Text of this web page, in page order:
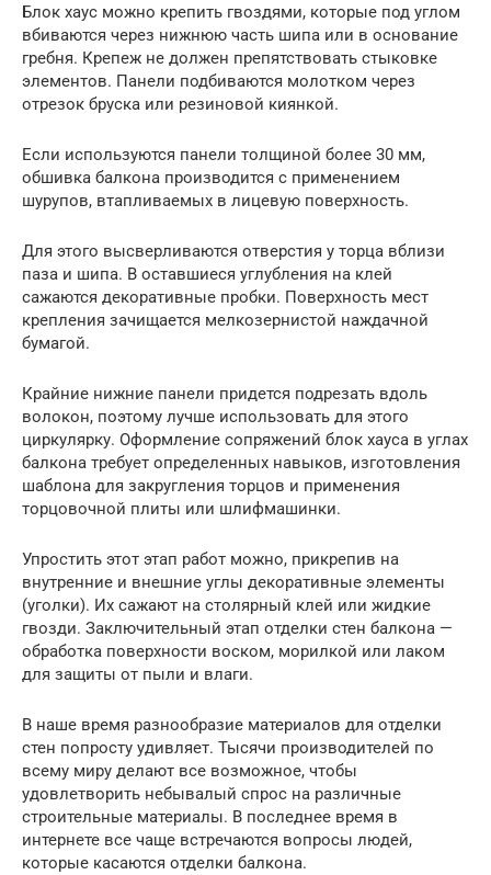
Блок хаус можно крепить гвоздями, которые под углом
вбиваются через нижнюю часть шипа или в основание
гребня. Крепеж не должен препятствовать стыковке
элементов. Панели подбиваются молотком через
отрезок бруска или резиновой киянкой.
Если используются панели толщиной более 30 мм,
обшивка балкона производится с применением
шурупов, втапливаемых в лицевую поверхность.
Для этого высверливаются отверстия у торца вблизи
паза и шипа. В оставшиеся углубления на клей
сажаются декоративные пробки. Поверхность мест
крепления зачищается мелкозернистой наждачной
бумагой.
Крайние нижние панели придется подрезать вдоль
волокон, поэтому лучше использовать для этого
циркулярку. Оформление сопряжений блок хауса в углах
балкона требует определенных навыков, изготовления
шаблона для закругления торцов и применения
торцовочной плиты или шлифмашинки.
Упростить этот этап работ можно, прикрепив на
внутренние и внешние углы декоративные элементы
(уголки). Их сажают на столярный клей или жидкие
гвозди. Заключительный этап отделки стен балкона —
обработка поверхности воском, морилкой или лаком
для защиты от пыли и влаги.
В наше время разнообразие материалов для отделки
стен попросту удивляет. Тысячи производителей по
всему миру делают все возможное, чтобы
удовлетворить небывалый спрос на различные
строительные материалы. В последнее время в
интернете все чаще встречаются вопросы людей,
которые касаются отделки балкона.